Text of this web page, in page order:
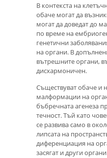
В контекста на
обаче могат да
могат да доведат до
по време на
генетични
на органи. В
вътрешните органи,
дисхармоничен.
Съществуват обаче и
малформации на
бъбречната агенеза
течност. Тъй като
се развива само в
липсата на
диференциация на
засягат и други